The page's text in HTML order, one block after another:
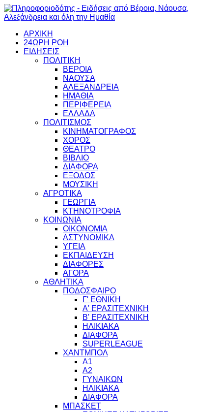
ΑΡΧΙΚΗ
24ΩΡΗ ΡΟΗ
ΕΙΔΗΣΕΙΣ
ΠΟΛΙΤΙΚΗ
ΒΕΡΟΙΑ
ΝΑΟΥΣΑ
ΑΛΕΞΑΝΔΡΕΙΑ
ΗΜΑΘΙΑ
ΠΕΡΙΦΕΡΕΙΑ
ΕΛΛΑΔΑ
ΠΟΛΙΤΙΣΜΟΣ
ΚΙΝΗΜΑΤΟΓΡΑΦΟΣ
ΧΟΡΟΣ
ΘΕΑΤΡΟ
ΒΙΒΛΙΟ
ΔΙΑΦΟΡΑ
ΕΞΟΔΟΣ
ΜΟΥΣΙΚΗ
ΑΓΡΟΤΙΚΑ
ΓΕΩΡΓΙΑ
ΚΤΗΝΟΤΡΟΦΙΑ
ΚΟΙΝΩΝΙΑ
ΟΙΚΟΝΟΜΙΑ
ΑΣΤΥΝΟΜΙΚΑ
ΥΓΕΙΑ
ΕΚΠΑΙΔΕΥΣΗ
ΔΙΑΦΟΡΕΣ
ΑΓΟΡΑ
ΑΘΛΗΤΙΚΑ
ΠΟΔΟΣΦΑΙΡΟ
Γ' ΕΘΝΙΚΗ
Α' ΕΡΑΣΙΤΕΧΝΙΚΗ
Β' ΕΡΑΣΙΤΕΧΝΙΚΗ
ΗΛΙΚΙΑΚΑ
ΔΙΑΦΟΡΑ
SUPERLEAGUE
ΧΑΝΤΜΠΟΛ
Α1
Α2
ΓΥΝΑΙΚΩΝ
ΗΛΙΚΙΑΚΑ
ΔΙΑΦΟΡΑ
ΜΠΑΣΚΕΤ